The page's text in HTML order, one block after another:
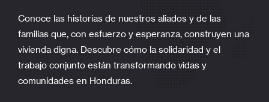
Conoce las historias de nuestros aliados y de las
familias que, con esfuerzo y esperanza, construyen una
vivienda digna. Descubre cómo la solidaridad y el
trabajo conjunto están transformando vidas y
comunidades en Honduras.